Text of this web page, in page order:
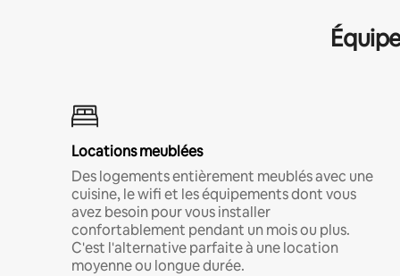
Locations meublées
Des logements entièrement meublés avec une
cuisine, le wifi et les équipements dont vous
avez besoin pour vous installer
confortablement pendant un mois ou plus.
C'est l'alternative parfaite à une location
moyenne ou longue durée.